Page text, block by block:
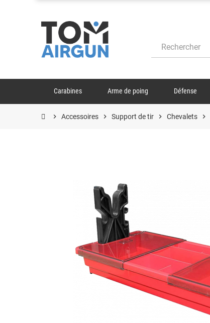
Carabines Arme de poing Défense
chevron_right Accessoires chevron_right Support de tir chevron_right Chevalets chevron_right